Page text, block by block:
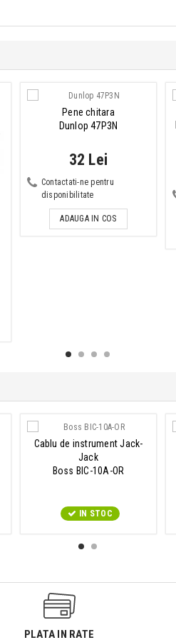
Pene chitara
Dunlop 47P3N
32 Lei
Contactati-ne pentru
disponibilitate
ADAUGA IN COS
Cablu de instrument Jack-
Jack
Boss BIC-10A-OR
IN STOC
PLATA IN RATE